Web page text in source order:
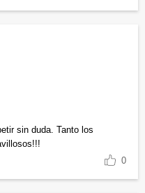
sin duda. Tanto los
0